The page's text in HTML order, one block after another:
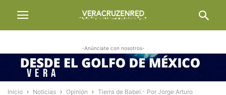
-Anúnciate con nosotros-
Inicio Noticias Opinión
Tierra de Babel.- Por Jorge Arturo